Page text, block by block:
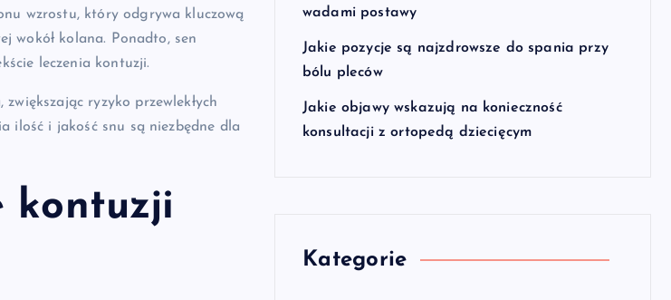
wzrostu, który odgrywa kluczową
wokół kolana. Ponadto, sen
leczenia kontuzji.
ryzyko przewlekłych
ilość i jakość snu są niezbędne dla
kontuzji
wadami postawy
Jakie pozycje są najzdrowsze do spania przy
bólu pleców
Jakie objawy wskazują na konieczność
konsultacji z ortopedą dziecięcym
Kategorie